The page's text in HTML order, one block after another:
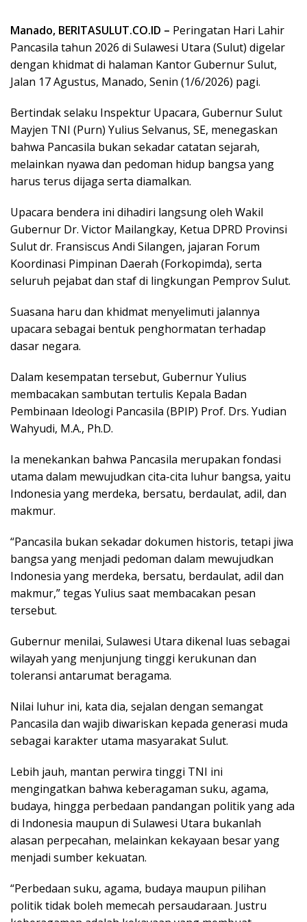
Manado, BERITASULUT.CO.ID – Peringatan Hari Lahir
Pancasila tahun 2026 di Sulawesi Utara (Sulut) digelar
dengan khidmat di halaman Kantor Gubernur Sulut,
Jalan 17 Agustus, Manado, Senin (1/6/2026) pagi.
Bertindak selaku Inspektur Upacara, Gubernur Sulut
Mayjen TNI (Purn) Yulius Selvanus, SE, menegaskan
bahwa Pancasila bukan sekadar catatan sejarah,
melainkan nyawa dan pedoman hidup bangsa yang
harus terus dijaga serta diamalkan.
Upacara bendera ini dihadiri langsung oleh Wakil
Gubernur Dr. Victor Mailangkay, Ketua DPRD Provinsi
Sulut dr. Fransiscus Andi Silangen, jajaran Forum
Koordinasi Pimpinan Daerah (Forkopimda), serta
seluruh pejabat dan staf di lingkungan Pemprov Sulut.
Suasana haru dan khidmat menyelimuti jalannya
upacara sebagai bentuk penghormatan terhadap
dasar negara.
Dalam kesempatan tersebut, Gubernur Yulius
membacakan sambutan tertulis Kepala Badan
Pembinaan Ideologi Pancasila (BPIP) Prof. Drs. Yudian
Wahyudi, M.A., Ph.D.
Ia menekankan bahwa Pancasila merupakan fondasi
utama dalam mewujudkan cita-cita luhur bangsa, yaitu
Indonesia yang merdeka, bersatu, berdaulat, adil, dan
makmur.
“Pancasila bukan sekadar dokumen historis, tetapi jiwa
bangsa yang menjadi pedoman dalam mewujudkan
Indonesia yang merdeka, bersatu, berdaulat, adil dan
makmur,” tegas Yulius saat membacakan pesan
tersebut.
Gubernur menilai, Sulawesi Utara dikenal luas sebagai
wilayah yang menjunjung tinggi kerukunan dan
toleransi antarumat beragama.
Nilai luhur ini, kata dia, sejalan dengan semangat
Pancasila dan wajib diwariskan kepada generasi muda
sebagai karakter utama masyarakat Sulut.
Lebih jauh, mantan perwira tinggi TNI ini
mengingatkan bahwa keberagaman suku, agama,
budaya, hingga perbedaan pandangan politik yang ada
di Indonesia maupun di Sulawesi Utara bukanlah
alasan perpecahan, melainkan kekayaan besar yang
menjadi sumber kekuatan.
“Perbedaan suku, agama, budaya maupun pilihan
politik tidak boleh memecah persaudaraan. Justru